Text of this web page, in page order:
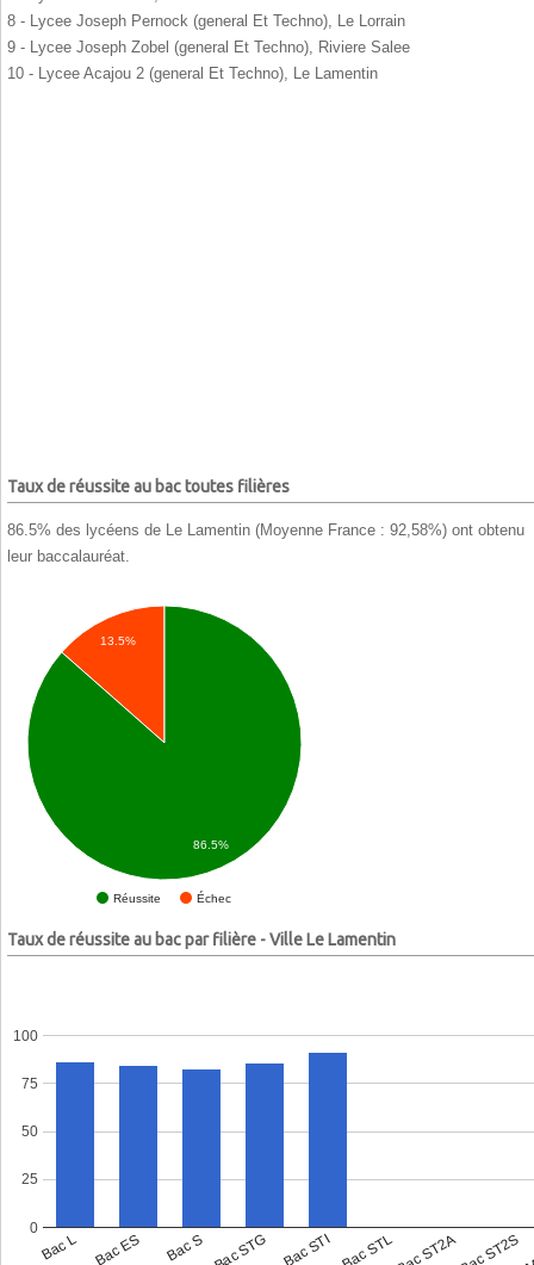
8 - Lycee Joseph Pernock (general Et Techno), Le Lorrain
9 - Lycee Joseph Zobel (general Et Techno), Riviere Salee
10 - Lycee Acajou 2 (general Et Techno), Le Lamentin
Taux de réussite au bac toutes filières
86.5% des lycéens de Le Lamentin (Moyenne France : 92,58%) ont obtenu
leur baccalauréat.
Réussite Échec
13.5%
86.5%
Taux de réussite au bac par filière - Ville Le Lamentin
Bac L Bac ES Bac S Bac STG Bac STI Bac STLBac ST2ABac ST2S
0
25
50
75
100